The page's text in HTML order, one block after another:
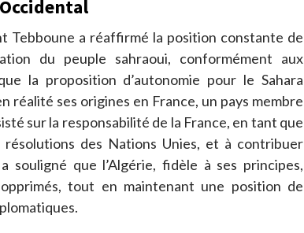
Tebboune a réaffirmé la position constante de
du peuple sahraoui, conformément aux
la proposition d’autonomie pour le Sahara
ses origines en France, un pays membre
sur la responsabilité de la France, en tant que
des Nations Unies, et à contribuer
que l’Algérie, fidèle à ses principes,
tout en maintenant une position de